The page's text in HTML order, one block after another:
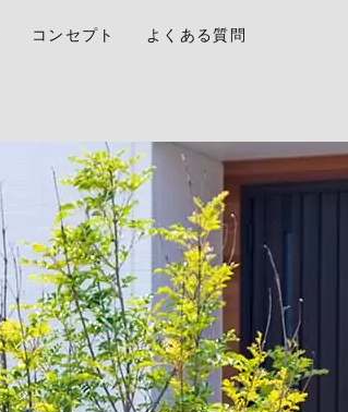
コンセプト よくある質問